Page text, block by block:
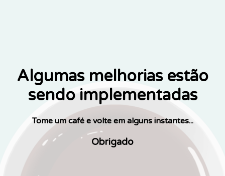
Algumas melhorias estão
sendo implementadas
Tome um café e volte em alguns instantes...
Obrigado